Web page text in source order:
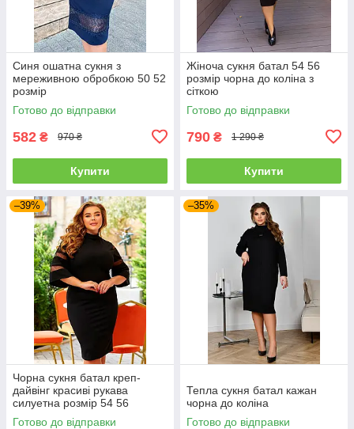
Синя ошатна сукня з
мереживною обробкою 50 52
розмір
Готово до відправки
582 ₴ 970 ₴
Купити
Жіноча сукня батал 54 56
розмір чорна до коліна з
сіткою
Готово до відправки
790 ₴ 1 290 ₴
Купити
–39%
Чорна сукня батал креп-
дайвінг красиві рукава
силуетна розмір 54 56
Готово до відправки
–35%
Тепла сукня батал кажан
чорна до коліна
Готово до відправки